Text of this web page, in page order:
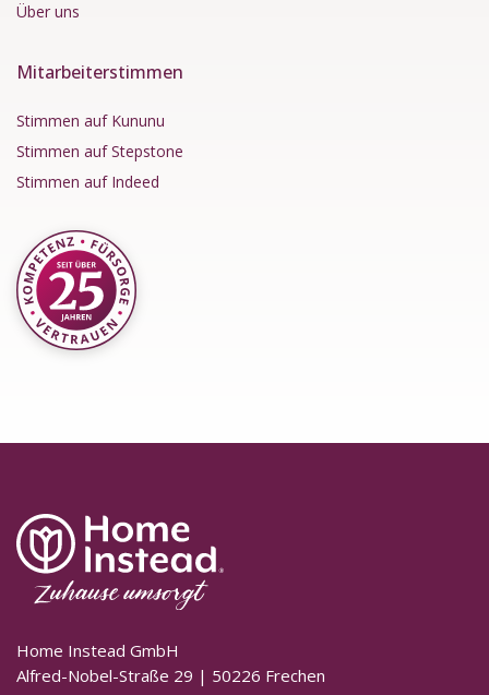
Über uns
Mitarbeiterstimmen
Stimmen auf Kununu
Stimmen auf Stepstone
Stimmen auf Indeed
Home Instead GmbH
Alfred-Nobel-Straße 29 | 50226 Frechen